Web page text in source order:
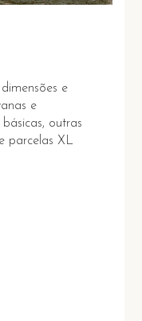
e
e
outras
parcelas XL